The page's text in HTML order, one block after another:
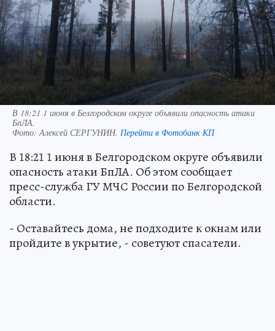
В 18:21 1 июня в Белгородском округе объявили опасность атаки
БпЛА.
Фото:Алексей СЕРГУНИН. Перейти в Фотобанк КП
В 18:21 1 июня в Белгородском округе объявили
опасность атаки БпЛА. Об этом сообщает
пресс-служба ГУ МЧС России по Белгородской
области.
- Оставайтесь дома, не подходите к окнам или
пройдите в укрытие, - советуют спасатели.